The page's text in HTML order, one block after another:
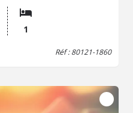
locatif.
1
Réf : 80121-1860